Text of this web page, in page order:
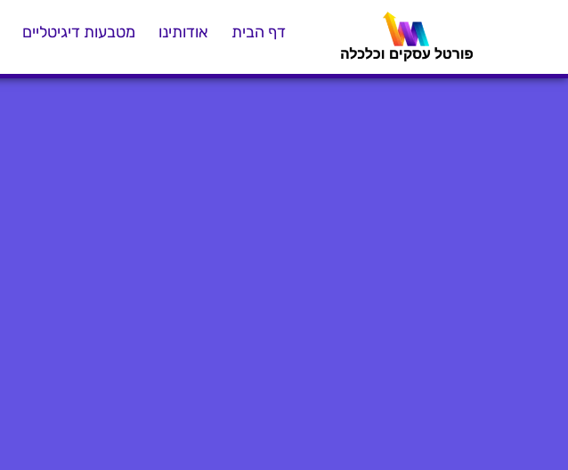
דף הבית אודותינו מטבעות דיגיטליים